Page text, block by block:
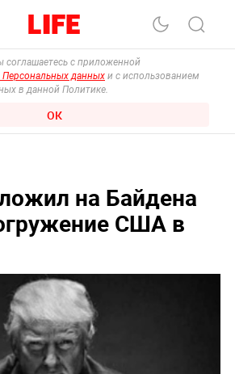
соглашаетесь с приложенной
данных и с использованием
в данной Политике.
ОК
на Байдена
США в